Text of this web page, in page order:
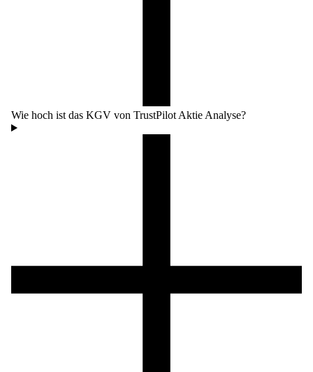
Wie hoch ist das KGV von TrustPilot Aktie Analyse?